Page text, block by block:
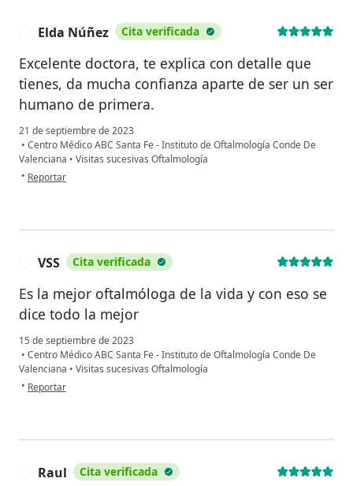
Elda Núñez Cita verificada
Excelente doctora, te explica con detalle que
tienes, da mucha confianza aparte de ser un ser
humano de primera.
21 de septiembre de 2023
• Centro Médico ABC Santa Fe - Instituto de Oftalmología Conde De
Valenciana • Visitas sucesivas Oftalmología
• en opinión del usuario Elda Núñez
Reportar
VSS Cita verificada
Es la mejor oftalmóloga de la vida y con eso se
dice todo la mejor
15 de septiembre de 2023
• Centro Médico ABC Santa Fe - Instituto de Oftalmología Conde De
Valenciana • Visitas sucesivas Oftalmología
• en opinión del usuario VSS
Reportar
Raul Cita verificada